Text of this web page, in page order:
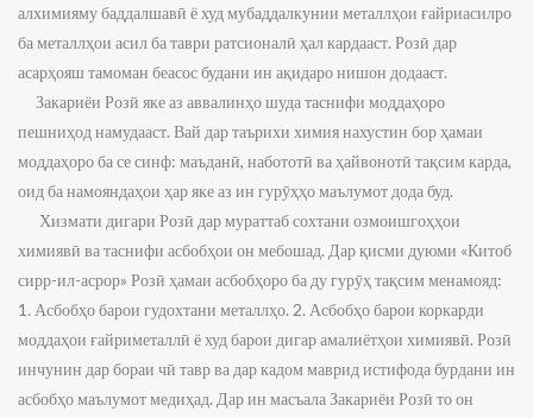
алхимияму баддалшавӣ ё худ мубаддалкунии металлҳои ғайриасилро
ба металлҳои асил ба таври ратсионалӣ ҳал кардааст. Розӣ дар
асарҳояш тамоман беасос будани ин ақидаро нишон додааст.
Закариёи Розӣ яке аз аввалинҳо шуда таснифи моддаҳоро
пешниҳод намудааст. Вай дар таърихи химия нахустин бор ҳамаи
моддаҳоро ба се синф: маъданӣ, набототӣ ва ҳайвонотӣ тақсим карда,
оид ба намояндаҳои ҳар яке аз ин гурӯҳҳо маълумот дода буд.
Хизмати дигари Розӣ дар мураттаб сохтани озмоишгоҳҳои
химиявӣ ва таснифи асбобҳои он мебошад. Дар қисми дуюми «Китоб
сирр-ил-асрор» Розӣ ҳамаи асбобҳоро ба ду гурӯҳ тақсим менамояд:
1. Асбобҳо барои гудохтани металлҳо. 2. Асбобҳо барои коркарди
моддаҳои ғайриметаллӣ ё худ барои дигар амалиётҳои химиявӣ. Розӣ
инчунин дар бораи чӣ тавр ва дар кадом маврид истифода бурдани ин
асбобҳо маълумот медиҳад. Дар ин масъала Закариёи Розӣ то он